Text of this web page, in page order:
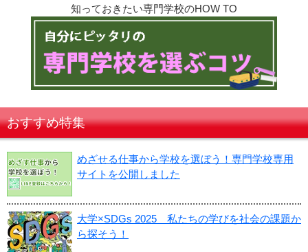
知っておきたい専門学校のHOW TO
おすすめ特集
めざせる仕事から学校を選ぼう！専門学校専用
サイトを公開しました
大学×SDGs 2025 私たちの学びを社会の課題か
ら探そう！